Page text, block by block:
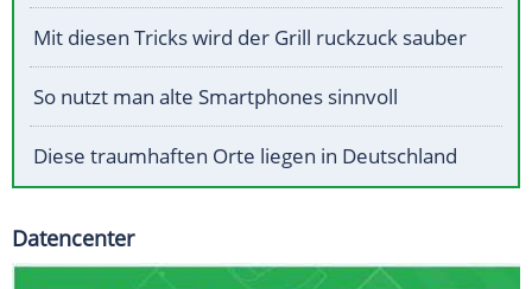
Mit diesen Tricks wird der Grill ruckzuck sauber
So nutzt man alte Smartphones sinnvoll
Diese traumhaften Orte liegen in Deutschland
Datencenter